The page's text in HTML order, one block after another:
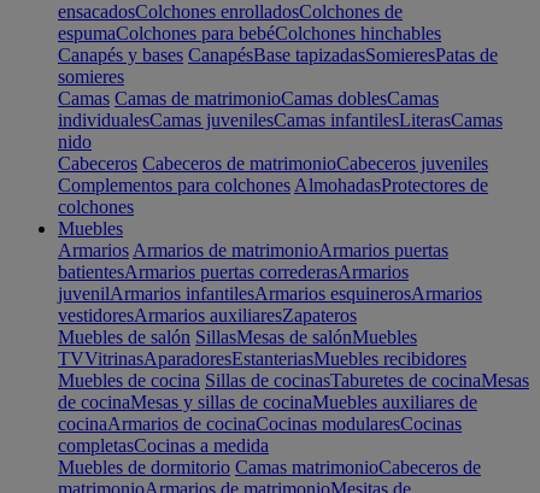
ensacadosColchones enrolladosColchones de
espumaColchones para bebéColchones hinchables
Canapés y bases CanapésBase tapizadasSomieresPatas de
somieres
Camas Camas de matrimonioCamas doblesCamas
individualesCamas juvenilesCamas infantilesLiterasCamas
nido
Cabeceros Cabeceros de matrimonioCabeceros juveniles
Complementos para colchones AlmohadasProtectores de
colchones
Muebles
Armarios Armarios de matrimonioArmarios puertas
batientesArmarios puertas correderasArmarios
juvenilArmarios infantilesArmarios esquinerosArmarios
vestidoresArmarios auxiliaresZapateros
Muebles de salón SillasMesas de salónMuebles
TVVitrinasAparadoresEstanteriasMuebles recibidores
Muebles de cocina Sillas de cocinasTaburetes de cocinaMesas
de cocinaMesas y sillas de cocinaMuebles auxiliares de
cocinaArmarios de cocinaCocinas modularesCocinas
completasCocinas a medida
Muebles de dormitorio Camas matrimonioCabeceros de
matrimonioArmarios de matrimonioMesitas de